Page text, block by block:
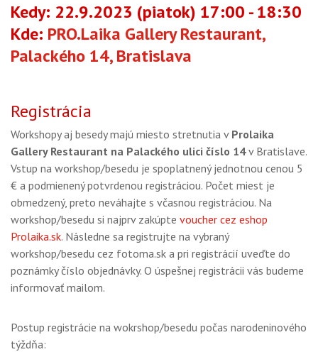
Kedy: 22.9.2023 (piatok) 17:00 - 18:30
Kde: PRO.Laika Gallery Restaurant,
Palackého 14, Bratislava
Registrácia
Workshopy aj besedy majú miesto stretnutia v Prolaika
Gallery Restaurant na Palackého ulici číslo 14v Bratislave.
Vstup na workshop/besedu je spoplatnený jednotnou cenou 5
€ a podmienený potvrdenou registráciou. Počet miest je
obmedzený, preto neváhajte s včasnou registráciou. Na
workshop/besedu si najprv zakúpte voucher cez eshop
Prolaika.sk. Následne sa registrujte na vybraný
workshop/besedu cez fotoma.sk a pri registrácií uveďte do
poznámky číslo objednávky. O úspešnej registrácii vás budeme
informovať mailom.
Postup registrácie na wokrshop/besedu počas narodeninového
týždňa: